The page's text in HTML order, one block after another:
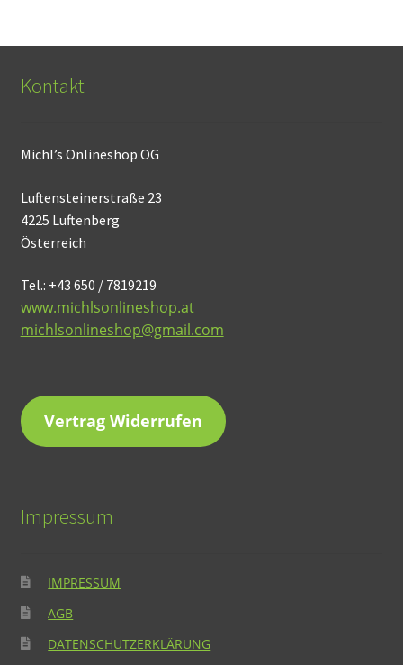
Kontakt
Michl’s Onlineshop OG
Luftensteinerstraße 23
4225 Luftenberg
Österreich
Tel.: +43 650 / 7819219
www.michlsonlineshop.at
michlsonlineshop@gmail.com
Vertrag Widerrufen
Impressum
IMPRESSUM
AGB
DATENSCHUTZERKLÄRUNG